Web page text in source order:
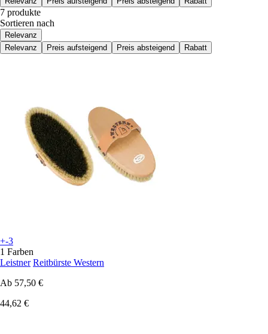
7 produkte
Sortieren nach
Relevanz
Relevanz
Preis aufsteigend Preis absteigend Rabatt
+-3
1 Farben
Leistner Reitbürste Western
Ab 57,50 €
44,62 €